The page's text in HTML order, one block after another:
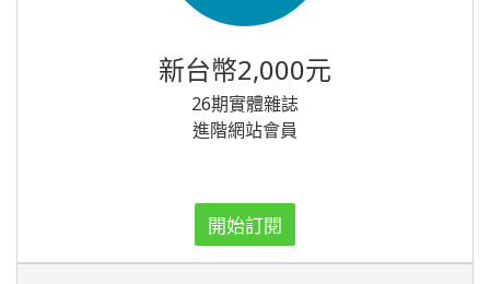
新台幣2,000元
26期實體雜誌
進階網站會員
開始訂閱